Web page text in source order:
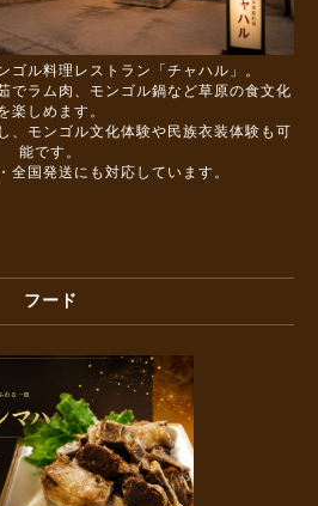
ゴル料理レストラン「チャハル」。
でラム肉、モンゴル鍋など草原の食文化
楽しめます。
、モンゴル文化体験や民族衣装体験も可
能です。
全国発送にも対応しています。
フード